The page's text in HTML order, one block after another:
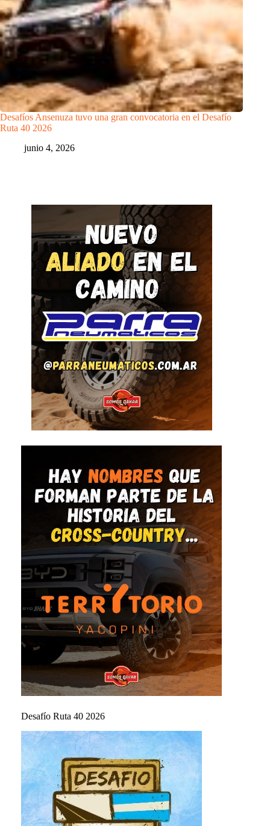
Desafíos Ansenuza tuvo una gran convocatoria en el Desafío
Ruta 40 2026
junio 4, 2026
Desafío Ruta 40 2026